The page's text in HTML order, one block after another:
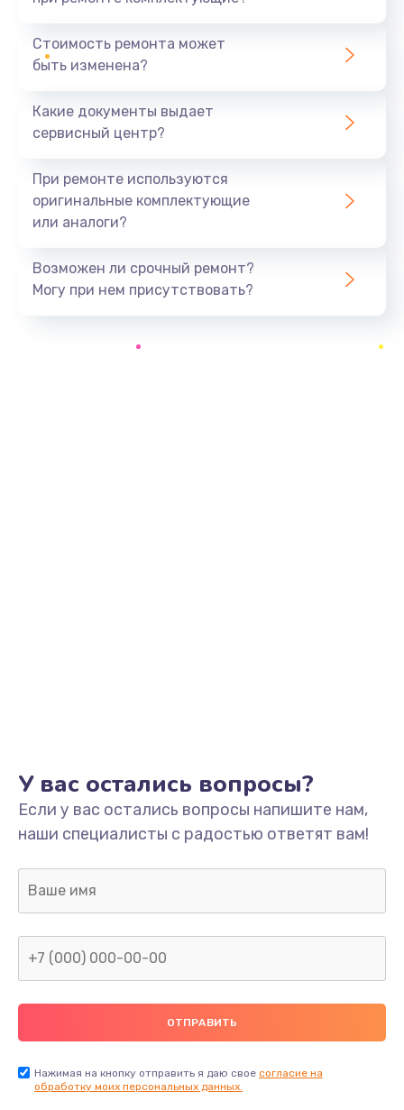
490 руб.
Замена вебкамеры
Ремонт петель крышки
Заказать
Замена USB порта
990 руб.
Заказать
Замена микрофона
690 руб.
Заказать
Стоимость ремонта может
быть изменена?
Какие документы выдает
сервисный центр?
При ремонте используются
оригинальные комплектующие
или аналоги?
Возможен ли срочный ремонт?
Могу при нем присутствовать?
У вас остались вопросы?
Если у вас остались вопросы напишите нам,
наши специалисты с радостью ответят вам!
Нажимая на кнопку отправить я даю свое согласие на
обработку моих персональных данных.